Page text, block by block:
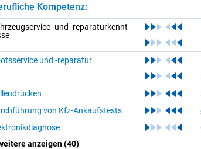
Kompetenz:
und -re­pa­ra­tur­kennt­
und -reparatur
von Kfz-Ankaufstests
anzeigen(40)